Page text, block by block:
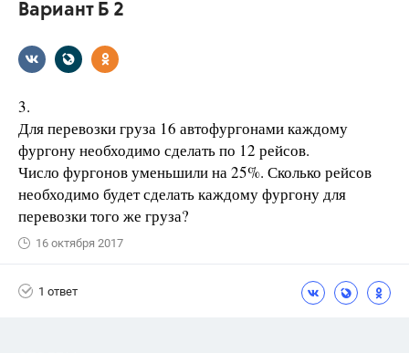
Вариант Б 2
3.
Для перевозки груза 16 автофургонами каждому
фургону необходимо сделать по 12 рейсов.
Число фургонов уменьшили на 25%. Сколько рейсов
необходимо будет сделать каждому фургону для
перевозки того же груза?
16 октября 2017
1 ответ